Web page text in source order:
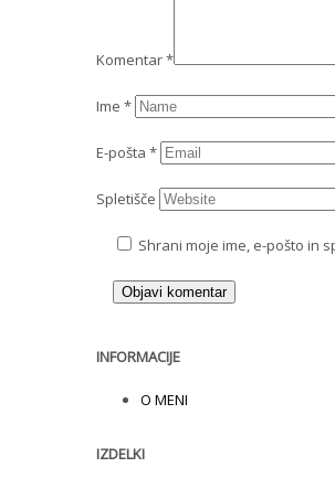
Komentar*
Ime *
E-pošta *
Spletišče
Shrani moje ime, e-pošto in
INFORMACIJE
O MENI
IZDELKI